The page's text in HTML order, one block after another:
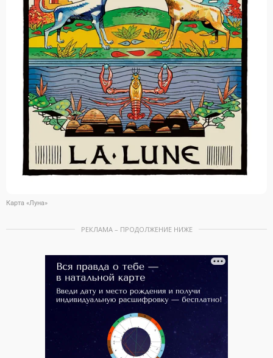
Карта «Луна»
РЕКЛАМА – ПРОДОЛЖЕНИЕ НИЖЕ